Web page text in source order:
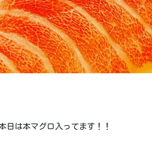
日は本マグロ入ってます！！